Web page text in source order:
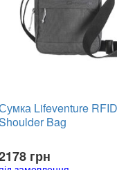
Lifeventure RFID
Bag
грн